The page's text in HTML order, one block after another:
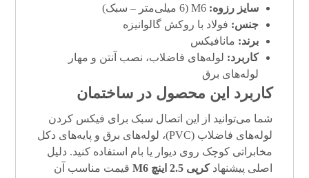
سایز رزوه: M6 (6 میلی‌متر – سبک)
جنس: فولاد با روکش گالوانیزه
برند: مانافیکس
کاربرد: لوله‌های فاضلاب، نصب آنتن و مهار
لوله‌های برق
کاربرد این محصول در ساختمان
شما می‌توانید از این اتصال سبک برای فیکس کردن
لوله‌های فاضلاب (PVC)، لوله‌های برق و پایه‌های دکل
مخابراتی کوچک روی دیوار یا بام استفاده کنید. دلیل
اصلی پیشنهادکرپی 2.5 اینچ M6
قیمت مناسب آن